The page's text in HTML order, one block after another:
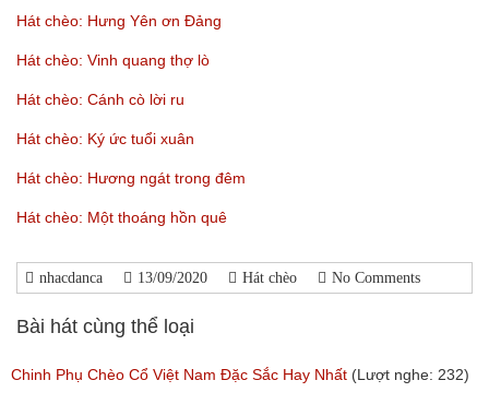
Hát chèo: Hưng Yên ơn Đảng
Hát chèo: Vinh quang thợ lò
Hát chèo: Cánh cò lời ru
Hát chèo: Ký ức tuổi xuân
Hát chèo: Hương ngát trong đêm
Hát chèo: Một thoáng hồn quê
nhacdanca 13/09/2020 Hát chèo No Comments
Bài hát cùng thể loại
Chinh Phụ Chèo Cổ Việt Nam Đặc Sắc Hay Nhất (Lượt nghe: 232)